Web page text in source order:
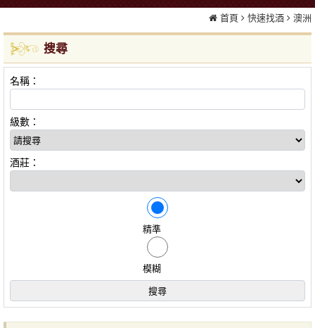
首頁 快速找酒 澳洲
搜尋
名稱：
級數：
酒莊：
精準
模糊